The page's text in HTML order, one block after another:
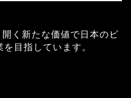
く新たな価値で日本のビ
目指しています。